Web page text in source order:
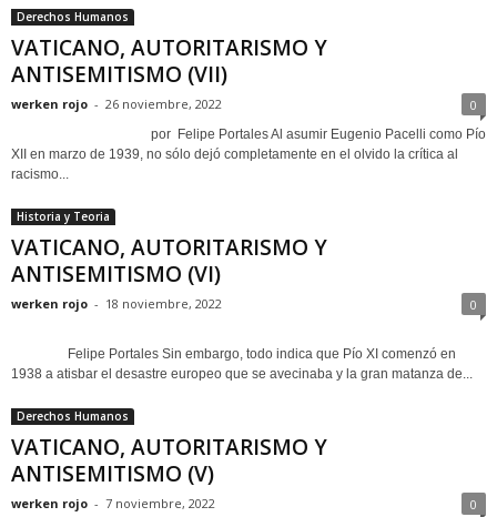
Derechos Humanos
VATICANO, AUTORITARISMO Y
ANTISEMITISMO (VII)
werken rojo - 26 noviembre, 2022 0
por Felipe Portales Al asumir Eugenio Pacelli como Pío
XII en marzo de 1939, no sólo dejó completamente en el olvido la crítica al
racismo...
Historia y Teoria
VATICANO, AUTORITARISMO Y
ANTISEMITISMO (VI)
werken rojo - 18 noviembre, 2022 0
Felipe Portales Sin embargo, todo indica que Pío XI comenzó en
1938 a atisbar el desastre europeo que se avecinaba y la gran matanza de...
Derechos Humanos
VATICANO, AUTORITARISMO Y
ANTISEMITISMO (V)
werken rojo - 7 noviembre, 2022 0